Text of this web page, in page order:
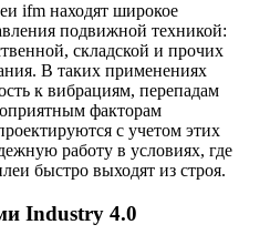
ifm находят широкое
подвижной техникой:
складской и прочих
В таких применениях
к вибрациям, перепадам
факторам
с учетом этих
работу в условиях, где
быстро выходят из строя.
Industry 4.0